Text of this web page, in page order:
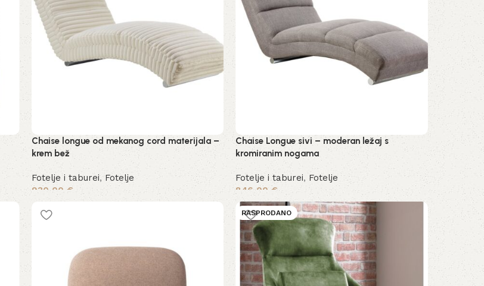
Chaise longue od mekanog cord materijala –
krem bež
Fotelje i taburei, Fotelje
930,00 €
Chaise Longue sivi – moderan ležaj s
kromiranim nogama
Fotelje i taburei, Fotelje
846,00 €
Dodaj u košaricu
RASPRODANO